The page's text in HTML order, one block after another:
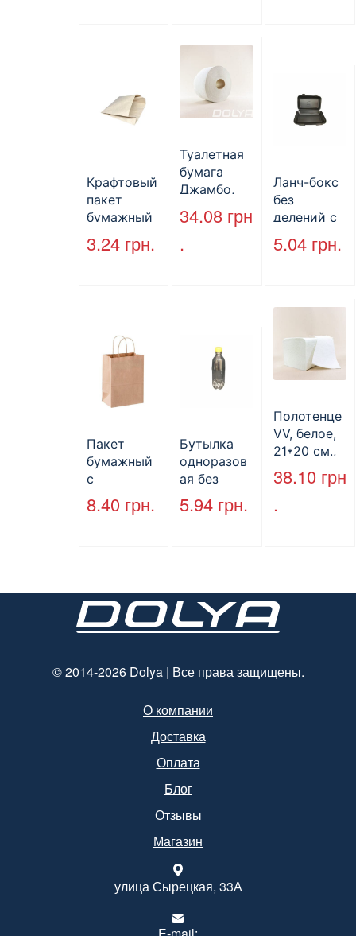
Крафтовый
пакет
бумажный
без ручек
170*140*50
3.24 грн.
Туалетная
бумага
Джамбо,
130 м.
34.08 грн
.
Ланч-бокс
без
делений с
крышкой
HP-10, 240
объем 1300
полистиро
л, черный,
250 шт./уп.
5.04 грн.
Пакет
бумажный
с
кручеными
ручками,
8.40 грн.
Бутылка
одноразов
ая без
крышки,
ПЕТ, V=500
5.94 грн.
Полотенце
VV, белое,
21*20 см.,
160 л.
38.10 грн
.
© 2014-2026 Dolya | Все права защищены.
О компании
Доставка
Оплата
Блог
Отзывы
Магазин
улица Сырецкая, 33А